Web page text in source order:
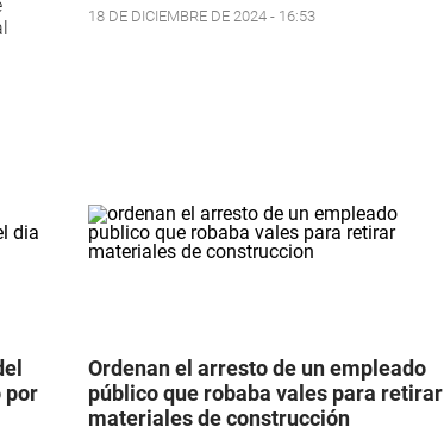
18 DE DICIEMBRE DE 2024 - 16:53
por
Ordenan el arresto de un empleado
público que robaba vales para retirar
materiales de construcción